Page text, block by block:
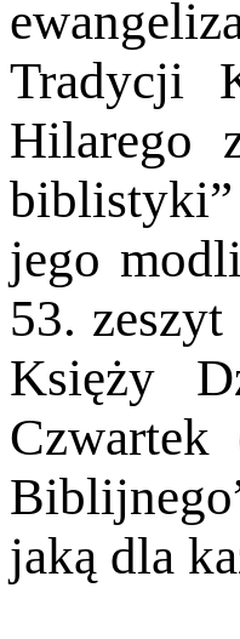
Tradycji
Hilarego
jego
53.
Księży
jaką dla